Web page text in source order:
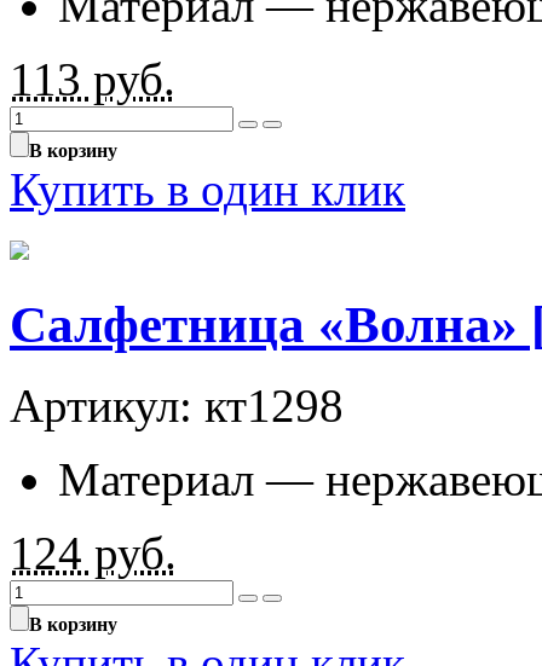
113 руб.
В корзину
Купить в один клик
Салфетница «Волна»
Артикул: кт1298
Материал —
124 руб.
В корзину